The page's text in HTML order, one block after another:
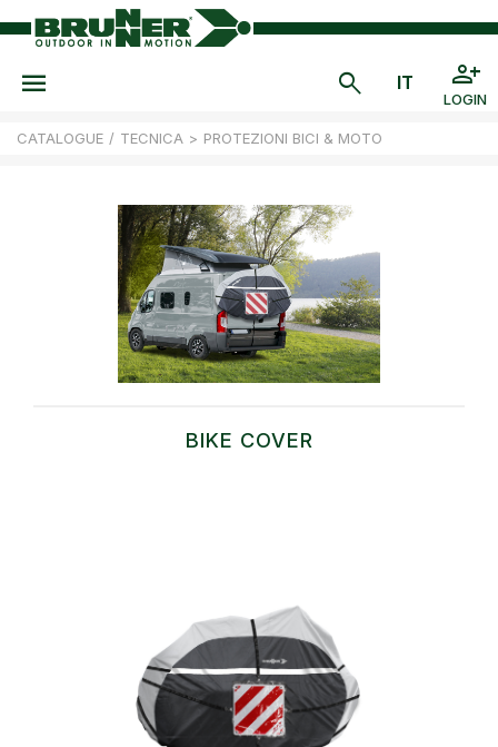
LOGIN
CATALOGUE / TECNICA > PROTEZIONI BICI & MOTO
BIKE COVER